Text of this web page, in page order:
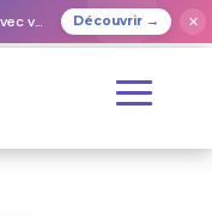
Découvrir → ✕